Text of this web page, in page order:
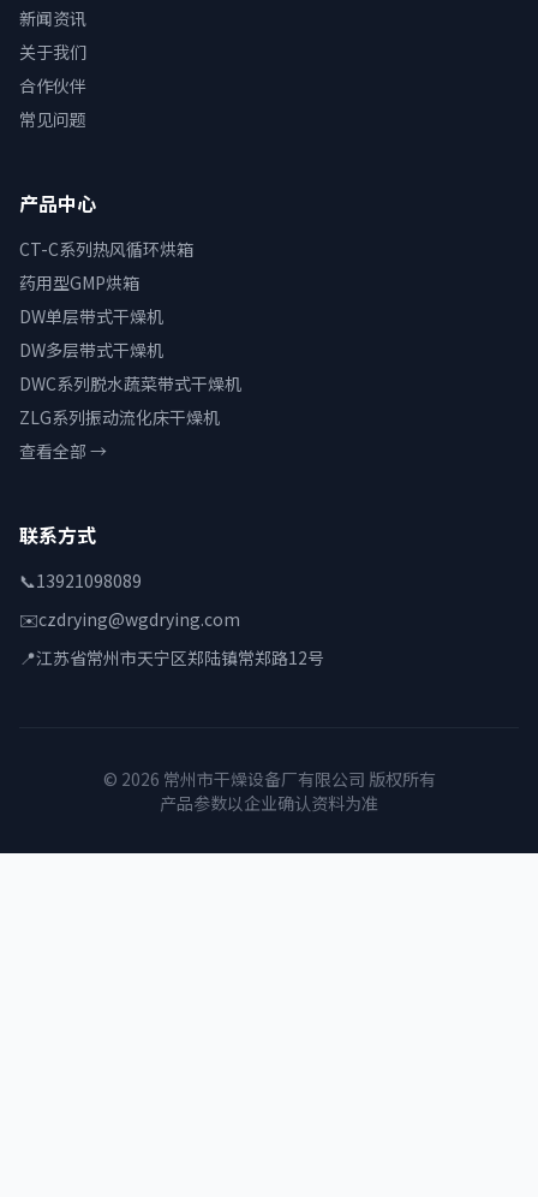
新闻资讯
关于我们
合作伙伴
常见问题
产品中心
CT-C系列热风循环烘箱
药用型GMP烘箱
DW单层带式干燥机
DW多层带式干燥机
DWC系列脱水蔬菜带式干燥机
ZLG系列振动流化床干燥机
查看全部 →
联系方式
📞13921098089
✉️czdrying@wgdrying.com
📍江苏省常州市天宁区郑陆镇常郑路12号
© 2026 常州市干燥设备厂有限公司 版权所有
产品参数以企业确认资料为准